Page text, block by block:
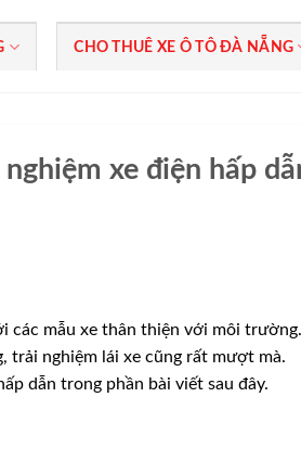
CHO THUÊ XE Ô TÔ ĐÀ NẴNG
xe điện hấp
các mẫu xe thân thiện với môi trường.
trải nghiệm lái xe cũng rất mượt mà.
dẫn trong phần bài viết sau đây.